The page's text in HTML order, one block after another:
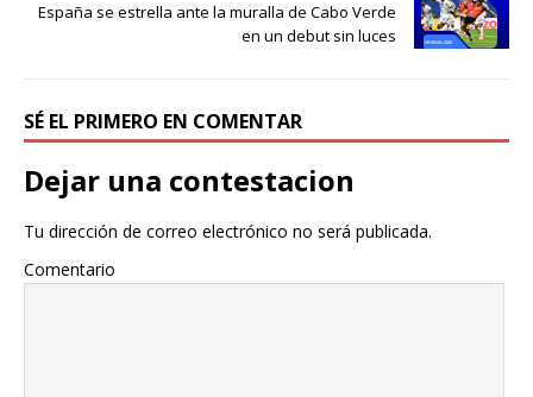
España se estrella ante la muralla de Cabo Verde
en un debut sin luces
SÉ EL PRIMERO EN COMENTAR
Dejar una contestacion
Tu dirección de correo electrónico no será publicada.
Comentario